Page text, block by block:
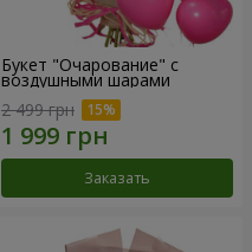
Букет "Очарование" с
воздушными шарами
2 499 грн
Заказать